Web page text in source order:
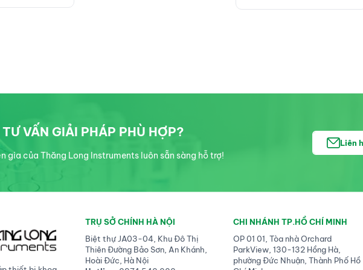
VẤN GIẢI PHÁP PHÙ HỢP?
gia của Thăng Long Instruments luôn sẵn sàng hỗ trợ!
Liên
TRỤ SỞ CHÍNH HÀ NỘI
Biệt thự JA03-04, Khu Đô Thị
Thiên Đường Bảo Sơn, An Khánh,
Hoài Đức, Hà Nội
CHI NHÁNH TP.HỒ CHÍ MINH
OP 01 01, Tòa nhà Orchard
ParkView, 130-132 Hồng Hà,
phường Đức Nhuận, Thành Phố Hồ